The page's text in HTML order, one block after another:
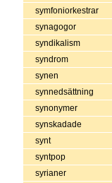
symfoniorkestrar
synagogor
syndikalism
syndrom
synen
synnedsättning
synonymer
synskadade
synt
syntpop
syrianer